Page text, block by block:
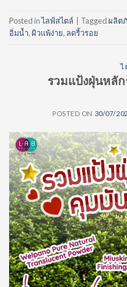
Posted inไลฟ์สไตล์ Taggedผลิต
อิ่มน้ำ,ผิวแพ้ง่าย, ลดริ้วรอย
ไ
รวมแป้งฝุ่นหลั
POSTED ON 30/07/